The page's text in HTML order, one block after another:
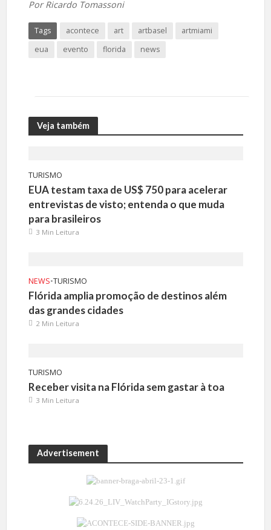
Por Ricardo Tomassoni
Tags acontece art artbasel
artmiami
eua
evento florida news
Veja também
TURISMO
EUA testam taxa de US$ 750 para acelerar
entrevistas de visto; entenda o que muda
para brasileiros
3 Min Leitura
NEWS•TURISMO
Flórida amplia promoção de destinos além
das grandes cidades
2 Min Leitura
TURISMO
Receber visita na Flórida sem gastar à toa
3 Min Leitura
Advertisement